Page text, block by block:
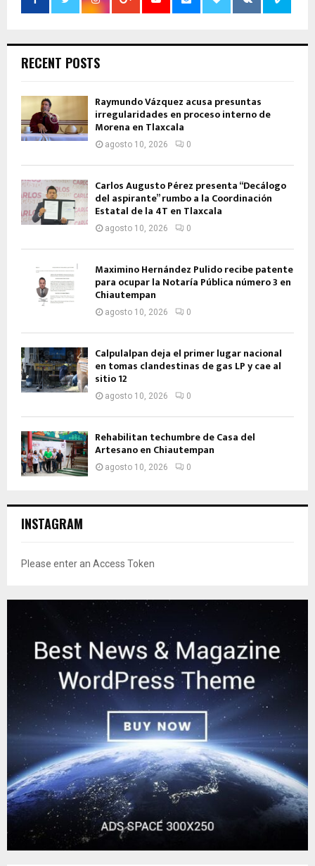
RECENT POSTS
Raymundo Vázquez acusa presuntas
irregularidades en proceso interno de
Morena en Tlaxcala
agosto 10, 2026 0
Carlos Augusto Pérez presenta “Decálogo
del aspirante” rumbo a la Coordinación
Estatal de la 4T en Tlaxcala
agosto 10, 2026 0
Maximino Hernández Pulido recibe patente
para ocupar la Notaría Pública número 3 en
Chiautempan
agosto 10, 2026 0
Calpulalpan deja el primer lugar nacional
en tomas clandestinas de gas LP y cae al
sitio 12
agosto 10, 2026 0
Rehabilitan techumbre de Casa del
Artesano en Chiautempan
agosto 10, 2026 0
INSTAGRAM
Please enter an Access Token